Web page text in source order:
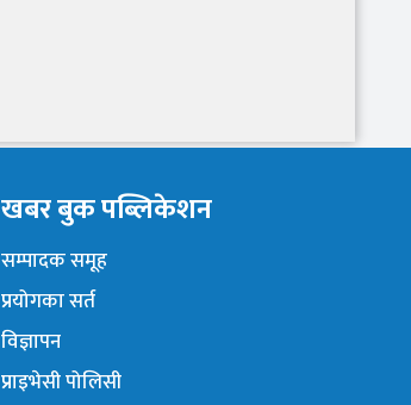
खबर बुक पब्लिकेशन
सम्पादक समूह
प्रयोगका सर्त
विज्ञापन
प्राइभेसी पोलिसी